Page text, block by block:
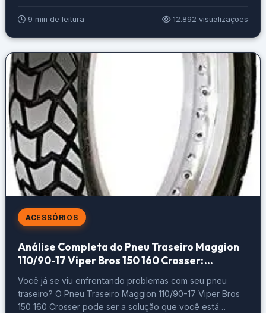
vez que a entrega rápida pode transformar sua
experiência e quais são os passos para escolher o
motoboy ideal. Explore também […]
9 min de leitura 12.892 visualizações
ACESSÓRIOS
Análise Completa do Pneu Traseiro Maggion
110/90-17 Viper Bros 150 160 Crosser:
Performance e Durabilidade em Todos os
Terrenos!
Você já se viu enfrentando problemas com seu pneu
traseiro? O Pneu Traseiro Maggion 110/90-17 Viper Bros
150 160 Crosser pode ser a solução que você está